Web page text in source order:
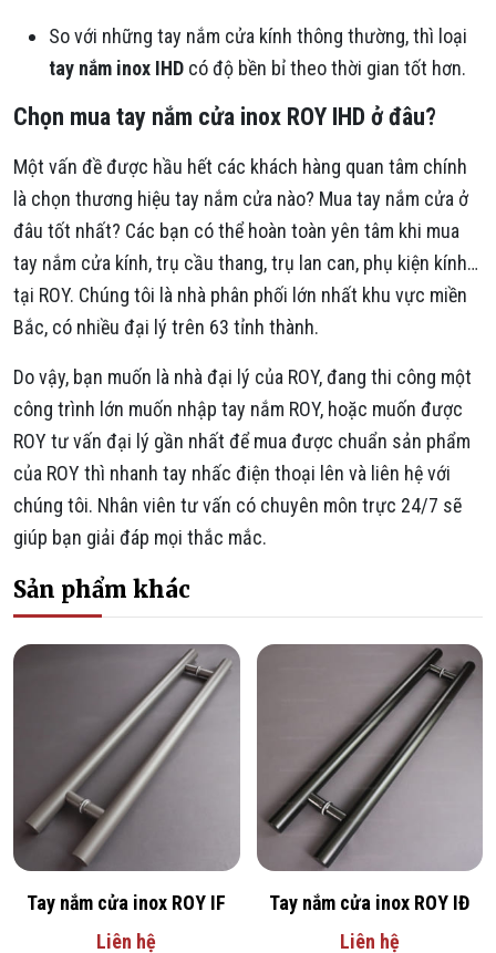
So với những tay nắm cửa kính thông thường, thì loại
tay nắm inox IHD có độ bền bỉ theo thời gian tốt hơn.
Chọn mua tay nắm cửa inox ROY IHD ở đâu?
Một vấn đề được hầu hết các khách hàng quan tâm chính
là chọn thương hiệu tay nắm cửa nào? Mua tay nắm cửa ở
đâu tốt nhất? Các bạn có thể hoàn toàn yên tâm khi mua
tay nắm cửa kính, trụ cầu thang, trụ lan can, phụ kiện kính…
tại ROY. Chúng tôi là nhà phân phối lớn nhất khu vực miền
Bắc, có nhiều đại lý trên 63 tỉnh thành.
Do vậy, bạn muốn là nhà đại lý của ROY, đang thi công một
công trình lớn muốn nhập tay nắm ROY, hoặc muốn được
ROY tư vấn đại lý gần nhất để mua được chuẩn sản phẩm
của ROY thì nhanh tay nhấc điện thoại lên và liên hệ với
chúng tôi. Nhân viên tư vấn có chuyên môn trực 24/7 sẽ
giúp bạn giải đáp mọi thắc mắc.
Sản phẩm khác
Tay nắm cửa inox ROY IF
Liên hệ
Tay nắm cửa inox ROY IĐ
Liên hệ